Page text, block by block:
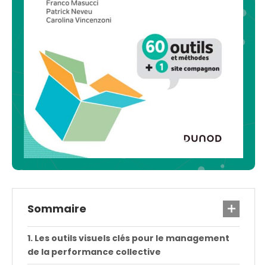
Sommaire
Les outils visuels clés pour le management
de la performance collective